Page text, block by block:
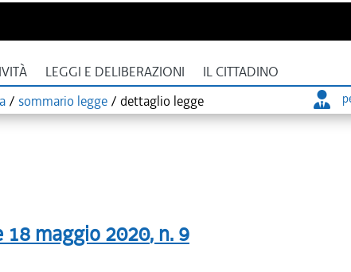
LEGGI E DELIBERAZIONI IL CITTADINO
/ sommario legge / dettaglio legge
18 maggio 2020, n. 9